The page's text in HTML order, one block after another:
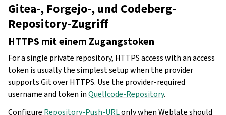
Gitea-, Forgejo-, und Codeberg-
Repository-Zugriff
HTTPS mit einem Zugangstoken
For a single private repository, HTTPS access with an access
token is usually the simplest setup when the provider
supports Git over HTTPS. Use the provider-required
username and token inQuellcode-Repository.
Configure Repository-Push-URLonly when Weblate should